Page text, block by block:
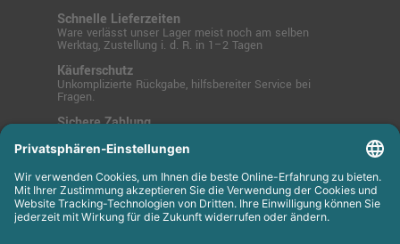
Schnelle Lieferzeiten
Ware verlässt unser Lager meist noch am selben
Werktag, Zustellung i. d. R. in 1–2 Tagen
Käuferschutz
Unkomplizierte Rückgabe, hilfsbereiter Service bei
Fragen.
Sichere Zahlung
oder Rechnung.